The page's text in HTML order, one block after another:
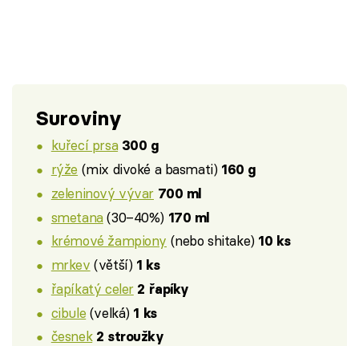
Suroviny
kuřecí prsa 300 g
rýže (mix divoké a basmati) 160 g
zeleninový vývar 700 ml
smetana(30–40%) 170 ml
krémové žampiony (nebo shitake) 10 ks
mrkev (větší) 1 ks
řapíkatý celer 2 řapíky
cibule (velká) 1 ks
česnek 2 stroužky